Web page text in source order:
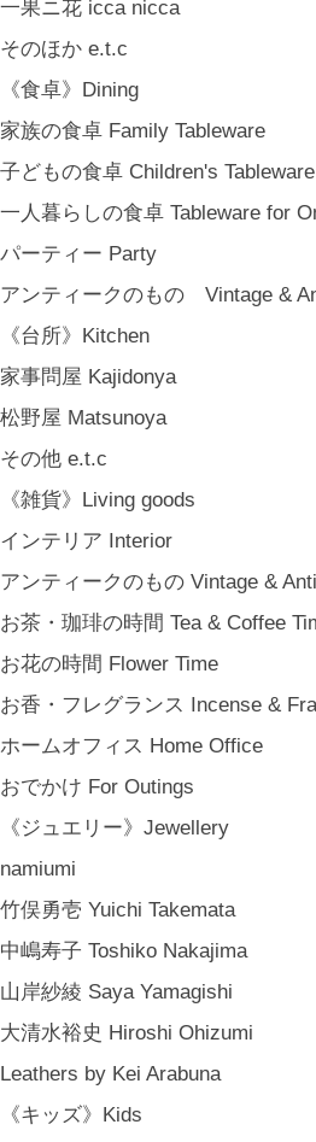
一果ニ花 icca nicca
そのほか e.t.c
《食卓》Dining
家族の食卓 Family Tableware
子どもの食卓 Children's Tableware
一人暮らしの食卓 Tableware for
パーティー Party
アンティークのもの Vintage &
《台所》Kitchen
家事問屋 Kajidonya
松野屋 Matsunoya
その他 e.t.c
《雑貨》Living goods
インテリア Interior
アンティークのもの Vintage &
お茶・珈琲の時間 Tea & Coffee
お花の時間 Flower Time
お香・フレグランス Incense &
ホームオフィス Home Office
おでかけ For Outings
《ジュエリー》Jewellery
namiumi
竹俣勇壱 Yuichi Takemata
中嶋寿子 Toshiko Nakajima
山岸紗綾 Saya Yamagishi
大清水裕史 Hiroshi Ohizumi
Leathers by Kei Arabuna
《キッズ》Kids